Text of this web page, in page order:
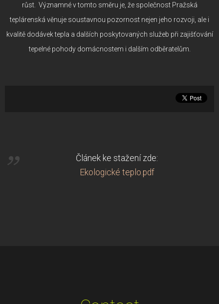
růst. Významné v tomto směru je, že společnost Pražská
teplárenská věnuje soustavnou pozornost nejen jeho rozvoji, ale i
kvalitě dodávek tepla a dalších poskytovaných služeb při zajišťování
tepelné pohody domácnostem i dalším odběratelům.
Článek ke stažení zde:
Ekologické teplo.pdf